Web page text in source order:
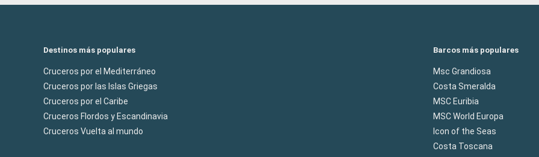
Destinos más populares
Cruceros por el Mediterráneo
Cruceros por las Islas Griegas
Cruceros por el Caribe
Cruceros Flordos y Escandinavia
Cruceros Vuelta al mundo
Barcos más populares
Msc Grandiosa
Costa Smeralda
MSC Euribia
MSC World Europa
Icon of the Seas
Costa Toscana